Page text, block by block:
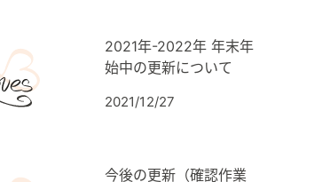
2021年-2022年 年末年
始中の更新について
2021/12/27
今後の更新（確認作業